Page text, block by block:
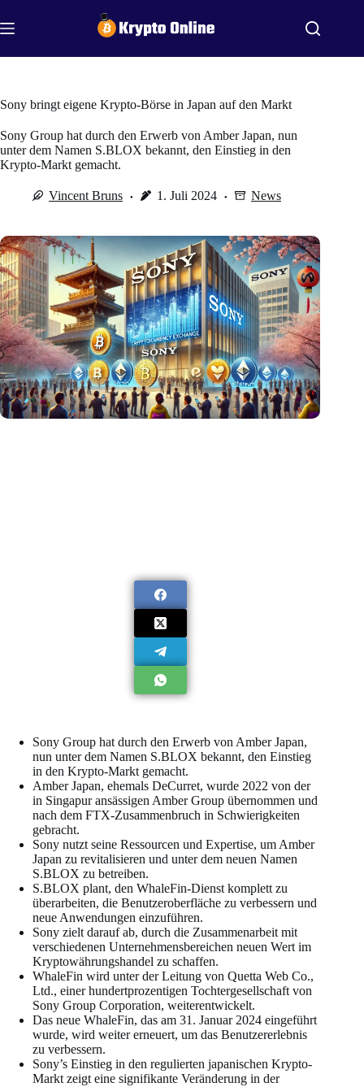
Inhalt
springen
Sony bringt eigene Krypto-Börse in Japan auf den Markt
Sony Group hat durch den Erwerb von Amber Japan, nun
unter dem Namen S.BLOX bekannt, den Einstieg in den
Krypto-Markt gemacht.
Vincent Bruns 1. Juli 2024 News
Sony Group hat durch den Erwerb von Amber Japan,
nun unter dem Namen S.BLOX bekannt, den Einstieg
in den Krypto-Markt gemacht.
Amber Japan, ehemals DeCurret, wurde 2022 von der
in Singapur ansässigen Amber Group übernommen und
nach dem FTX-Zusammenbruch in Schwierigkeiten
gebracht.
Sony nutzt seine Ressourcen und Expertise, um Amber
Japan zu revitalisieren und unter dem neuen Namen
S.BLOX zu betreiben.
S.BLOX plant, den WhaleFin-Dienst komplett zu
überarbeiten, die Benutzeroberfläche zu verbessern und
neue Anwendungen einzuführen.
Sony zielt darauf ab, durch die Zusammenarbeit mit
verschiedenen Unternehmensbereichen neuen Wert im
Kryptowährungshandel zu schaffen.
WhaleFin wird unter der Leitung von Quetta Web Co.,
Ltd., einer hundertprozentigen Tochtergesellschaft von
Sony Group Corporation, weiterentwickelt.
Das neue WhaleFin, das am 31. Januar 2024 eingeführt
wurde, wird weiter erneuert, um das Benutzererlebnis
zu verbessern.
Sony’s Einstieg in den regulierten japanischen Krypto-
Markt zeigt eine signifikante Veränderung in der